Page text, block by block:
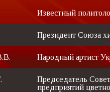
Известный
Президент Союза
Народный артист
Председатель
предприятий